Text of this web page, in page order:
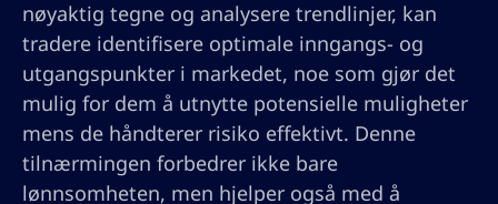
nøyaktig tegne og analysere trendlinjer, kan
tradere identifisere optimale inngangs- og
utgangspunkter i markedet, noe som gjør det
mulig for dem å utnytte potensielle muligheter
mens de håndterer risiko effektivt. Denne
tilnærmingen forbedrer ikke bare
lønnsomheten, men hjelper også med å